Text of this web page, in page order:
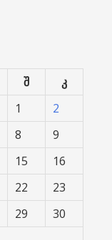
შ
კ
1
2
8
9
15
16
22
23
29
30